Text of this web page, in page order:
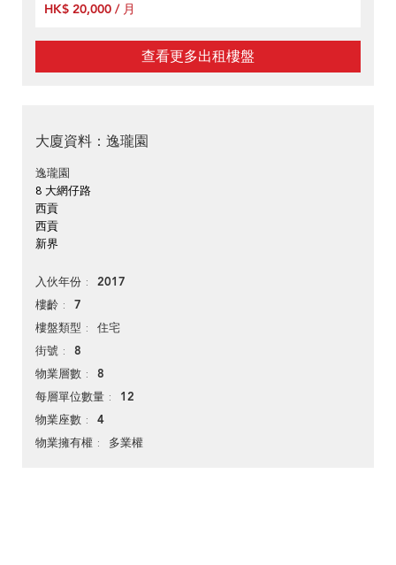
HK$ 20,000 / 月
查看更多出租樓盤
大廈資料：逸瓏園
逸瓏園
8 大網仔路
西貢
西貢
新界
入伙年份 2017
樓齡 7
樓盤類型 住宅
街號 8
物業層數 8
每層單位數量 12
物業座數 4
物業擁有權 多業權